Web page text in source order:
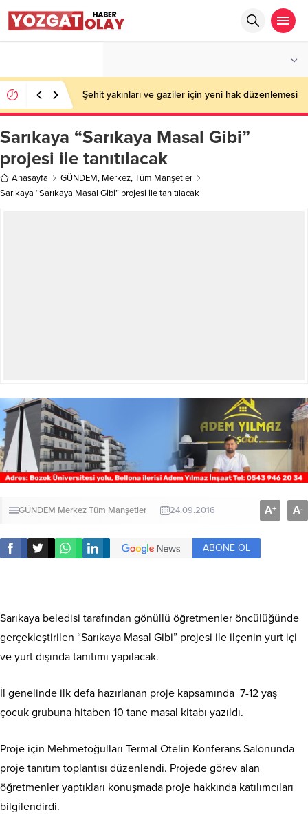
Şehit yakınları ve gaziler için yeni hak düzenlemesi
Sarıkaya “Sarıkaya Masal Gibi”
projesi ile tanıtılacak
Anasayfa GÜNDEM, Merkez,Tüm Manşetler
Sarıkaya “Sarıkaya Masal Gibi” projesi ile tanıtılacak
GÜNDEM MerkezTüm Manşetler 24.09.2016 A+ A-
ABONE OL
Sarıkaya beledisi tarafından gönüllü öğretmenler öncülüğünde
gerçekleştirilen “Sarıkaya Masal Gibi” projesi ile ilçenin yurt içi
ve yurt dışında tanıtımı yapılacak.
İl genelinde ilk defa hazırlanan proje kapsamında 7-12 yaş
çocuk grubuna hitaben 10 tane masal kitabı yazıldı.
Proje için Mehmetoğulları Termal Otelin Konferans Salonunda
proje tanıtım toplantısı düzenlendi. Projede görev alan
öğretmenler yaptıkları konuşmada proje hakkında katılımcıları
bilgilendirdi.